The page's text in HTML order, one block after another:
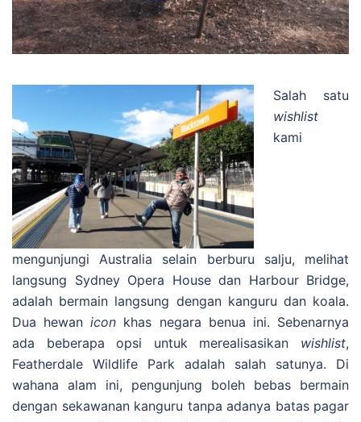
Salah satu
wishlist
kami
mengunjungi Australia selain berburu salju, melihat
langsung Sydney Opera House dan Harbour Bridge,
adalah bermain langsung dengan kanguru dan koala.
Dua hewanicon khas negara benua ini. Sebenarnya
ada beberapa opsi untuk merealisasikan wishlist,
Featherdale Wildlife Park adalah salah satunya. Di
wahana alam ini, pengunjung boleh bebas bermain
dengan sekawanan kanguru tanpa adanya batas pagar